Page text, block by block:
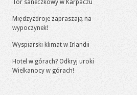
Tor saneczkowy w Karpaczu
Międzyzdroje zapraszają na
wypoczynek!
Wyspiarski klimat w Irlandii
Hotel w górach? Odkryj uroki
Wielkanocy w górach!